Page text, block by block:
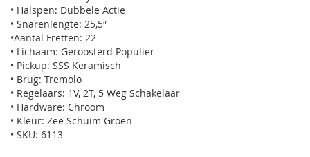
• Halspen: Dubbele Actie
• Snarenlengte: 25,5″
•Aantal Fretten: 22
• Lichaam: Geroosterd Populier
• Pickup: SSS Keramisch
• Brug: Tremolo
• Regelaars: 1V, 2T, 5 Weg Schakelaar
• Hardware: Chroom
• Kleur: Zee Schuim Groen
• SKU: 6113